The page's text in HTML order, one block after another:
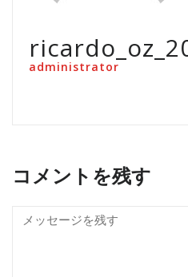
administrator
コメントを残す